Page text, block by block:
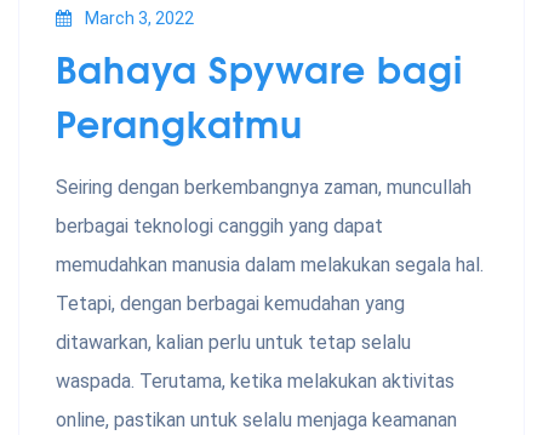
March 3, 2022
Bahaya Spyware bagi
Perangkatmu
Seiring dengan berkembangnya zaman, muncullah
berbagai teknologi canggih yang dapat
memudahkan manusia dalam melakukan segala hal.
Tetapi, dengan berbagai kemudahan yang
ditawarkan, kalian perlu untuk tetap selalu
waspada. Terutama, ketika melakukan aktivitas
online, pastikan untuk selalu menjaga keamanan